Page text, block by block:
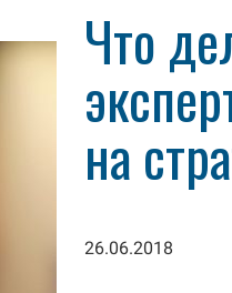
Что
на
26.06.2018